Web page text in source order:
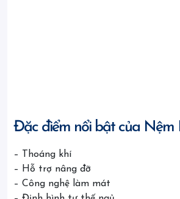
Đặc điểm nổi bật của
– Thoáng khí
– Hỗ trợ nâng đỡ
– Công nghệ làm mát